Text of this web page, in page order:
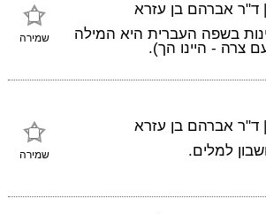
שמירה
| ד"ר אברהם בן עזרא
בשפה העברית היא המילה
צרה - היינו הך).
שמירה
| ד"ר אברהם בן עזרא
למלים.